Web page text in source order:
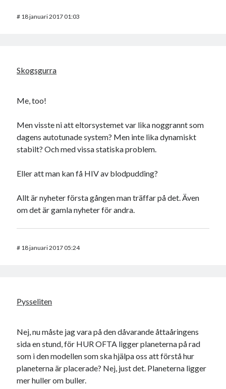
# 18 januari 2017 01:03
Skogsgurra
Me, too!
Men visste ni att eltorsystemet var lika noggrannt som
dagens autotunade system? Men inte lika dynamiskt
stabilt? Och med vissa statiska problem.
Eller att man kan få HIV av blodpudding?
Allt är nyheter första gången man träffar på det. Även
om det är gamla nyheter för andra.
# 18 januari 2017 05:24
Pysseliten
Nej, nu måste jag vara på den dåvarande åttaåringens
sida en stund, för HUR OFTA ligger planeterna på rad
som i den modellen som ska hjälpa oss att förstå hur
planeterna är placerade? Nej, just det. Planeterna ligger
mer huller om buller.